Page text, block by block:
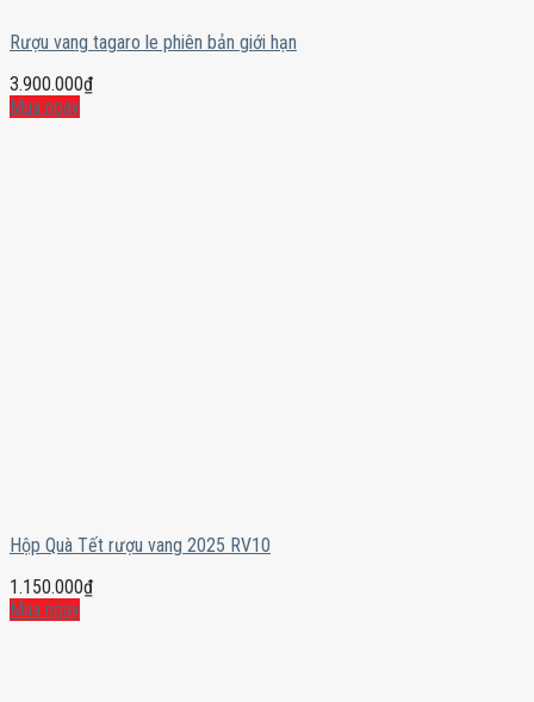
Rượu vang tagaro le phiên bản giới hạn
3.900.000₫
Mua ngay
Hộp Quà Tết rượu vang 2025 RV10
1.150.000₫
Mua ngay